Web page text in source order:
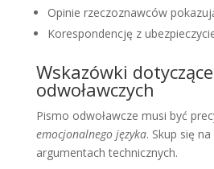
Opinie rzeczoznawców
Korespondencję z
Wskazówki
odwoławczych
Pismo odwoławcze musi być
emocjonalnego języka. Skup się
argumentach technicznych.